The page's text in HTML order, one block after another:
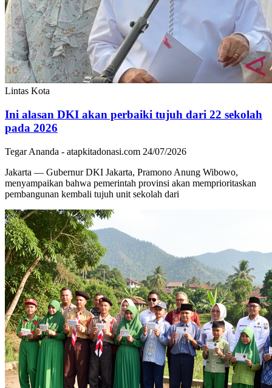
Lintas Kota
Ini alasan DKI akan perbaiki tujuh dari 22 sekolah
pada 2026
Tegar Ananda - atapkitadonasi.com 24/07/2026
Jakarta — Gubernur DKI Jakarta, Pramono Anung Wibowo,
menyampaikan bahwa pemerintah provinsi akan memprioritaskan
pembangunan kembali tujuh unit sekolah dari